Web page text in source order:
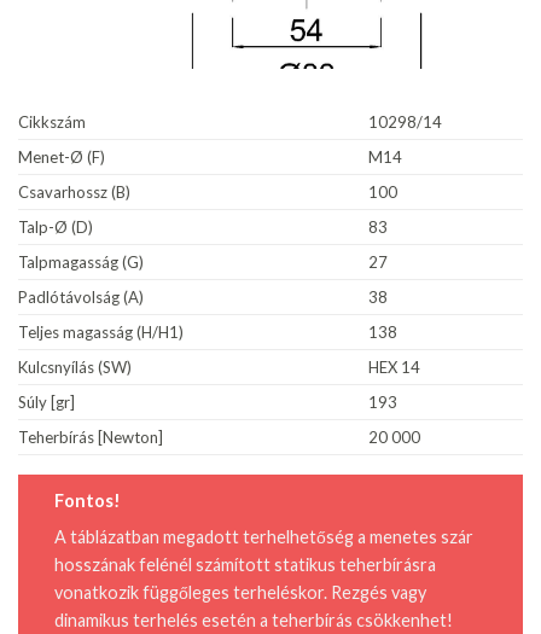
Cikkszám
10298/14
Menet-Ø (F)
M14
Csavarhossz (B)
100
Talp-Ø (D)
83
Talpmagasság (G)
27
Padlótávolság (A)
38
Teljes magasság (H/H1)
138
Kulcsnyílás (SW)
HEX 14
Súly [gr]
193
Teherbírás [Newton]
20 000
Fontos!
A táblázatban megadott terhelhetőség a menetes szár
hosszának felénél számított statikus teherbírásra
vonatkozik függőleges terheléskor. Rezgés vagy
dinamikus terhelés esetén a teherbírás csökkenhet!